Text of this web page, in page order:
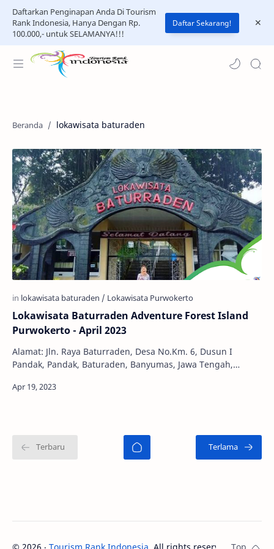
Daftarkan Penginapan Anda Di Tourism
Rank Indonesia, Hanya Dengan Rp.
100.000,- untuk SELAMANYA!!!
Daftar Sekarang!
lokawisata baturaden
Lokawisata Baturraden Adventure Forest Island
Purwokerto - April 2023
Alamat: Jln. Raya Baturraden, Desa No.Km. 6, Dusun I
Pandak, Pandak, Baturaden, Banyumas, Jawa Tengah,
© 2026 ‧ Tourism Rank Indonesia . All rights reserved.